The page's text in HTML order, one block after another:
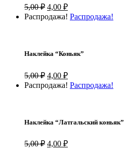
5,00₽ Первоначальная
цена
составляла
4,00 ₽Текущая
цена:
Распродажа! Распродажа!
Наклейка “Коньяк”
5,00₽ Первоначальная
цена
составляла
4,00 ₽Текущая
цена:
Распродажа! Распродажа!
Наклейка “Латгальский коньяк”
5,00₽ Первоначальная
4,00 ₽Текущая